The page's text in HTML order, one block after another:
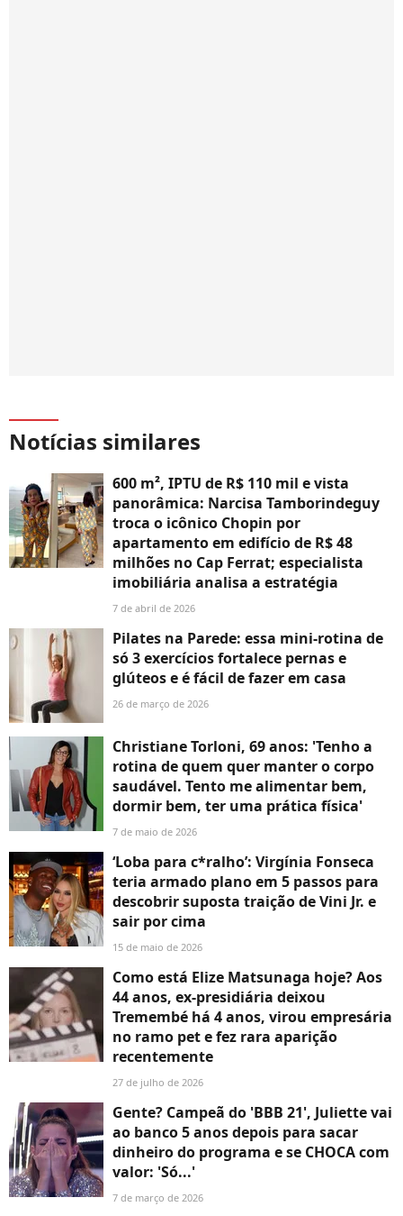
Notícias similares
600 m², IPTU de R$ 110 mil e vista
panorâmica: Narcisa Tamborindeguy
troca o icônico Chopin por
apartamento em edifício de R$ 48
milhões no Cap Ferrat; especialista
imobiliária analisa a estratégia
7 de abril de 2026
Pilates na Parede: essa mini-rotina de
só 3 exercícios fortalece pernas e
glúteos e é fácil de fazer em casa
26 de março de 2026
Christiane Torloni, 69 anos: 'Tenho a
rotina de quem quer manter o corpo
saudável. Tento me alimentar bem,
dormir bem, ter uma prática física'
7 de maio de 2026
‘Loba para c*ralho’: Virgínia Fonseca
teria armado plano em 5 passos para
descobrir suposta traição de Vini Jr. e
sair por cima
15 de maio de 2026
Como está Elize Matsunaga hoje? Aos
44 anos, ex-presidiária deixou
Tremembé há 4 anos, virou empresária
no ramo pet e fez rara aparição
recentemente
27 de julho de 2026
Gente? Campeã do 'BBB 21', Juliette vai
ao banco 5 anos depois para sacar
dinheiro do programa e se CHOCA com
valor: 'Só...'
7 de março de 2026